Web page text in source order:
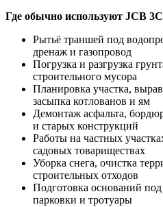
Где обычно используют JCB
Рытьё траншей под
дренаж и газопровод
Погрузка и разгрузка
строительного мусора
Планировка участка,
засыпка котлованов и ям
Демонтаж асфальта,
и старых конструкций
Работы на частных
садовых товариществах
Уборка снега, очистка
строительных отходов
Подготовка оснований
парковки и тротуары